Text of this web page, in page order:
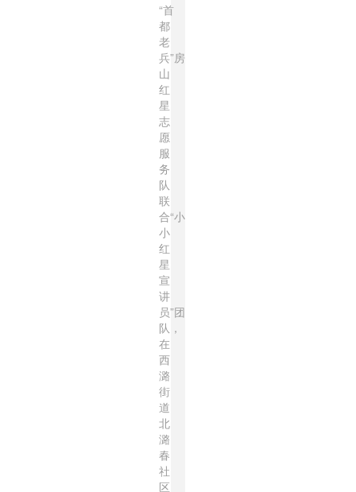
“首
都
老
兵”房
山
红
星
志
愿
服
务
队
联
合“小
小
红
星
宣
讲
员”团
队，
在
西
潞
街
道
北
潞
春
社
区